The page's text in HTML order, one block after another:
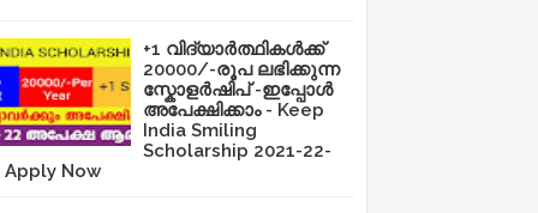
+1 വിദ്യാർത്ഥികൾക്ക്
20000/-രൂപ ലഭിക്കുന്ന
സ്കോളർഷിപ് -ഇപ്പോൾ
അപേക്ഷിക്കാം - Keep
India Smiling
Scholarship 2021-22-
Apply Now